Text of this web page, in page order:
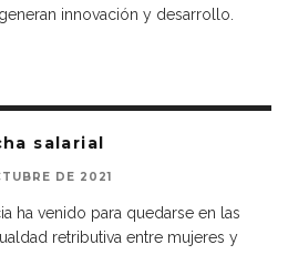
innovación y desarrollo.
salarial
DE 2021
ha venido para quedarse en las
retributiva entre mujeres y